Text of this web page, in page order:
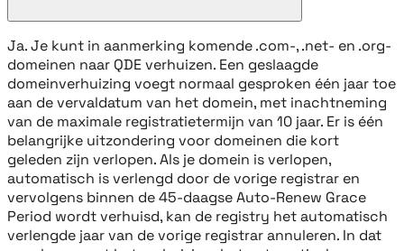
Ja. Je kunt in aanmerking komende .com-, .net- en .org-
domeinen naar QDE verhuizen. Een geslaagde
domeinverhuizing voegt normaal gesproken één jaar toe
aan de vervaldatum van het domein, met inachtneming
van de maximale registratietermijn van 10 jaar. Er is één
belangrijke uitzondering voor domeinen die kort
geleden zijn verlopen. Als je domein is verlopen,
automatisch is verlengd door de vorige registrar en
vervolgens binnen de 45-daagse Auto-Renew Grace
Period wordt verhuisd, kan de registry het automatisch
verlengde jaar van de vorige registrar annuleren. In dat